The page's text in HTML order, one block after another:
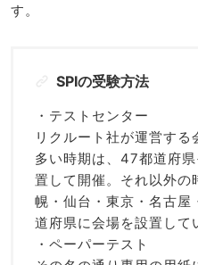
す。
SPIの受験方法
・テストセンター
リクルート社が運営す
多い時期は、47都道府
置して開催。それ以外の
幌・仙台・東京・名古
道府県に会場を設置して
・ペーパーテスト